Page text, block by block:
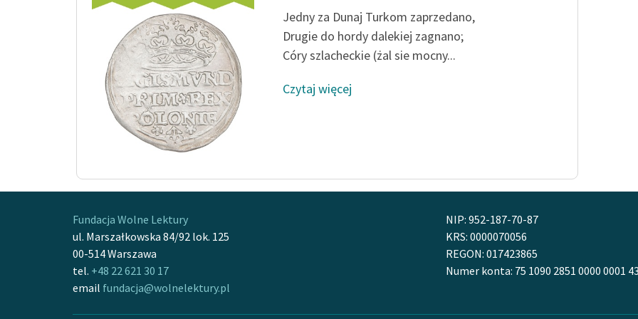
Jedny za Dunaj Turkom zaprzedano,
Drugie do hordydalekiej zagnano;
Córy szlacheckie (żal sie mocny...
Czytaj więcej
Fundacja Wolne Lektury
ul. Marszałkowska 84/92 lok. 125
00-514 Warszawa
tel. +48 22 621 30 17
email fundacja@wolnelektury.pl
NIP: 952-187-70-87
KRS: 0000070056
REGON: 017423865
Numer konta: 75 1090 2851 0000 0001